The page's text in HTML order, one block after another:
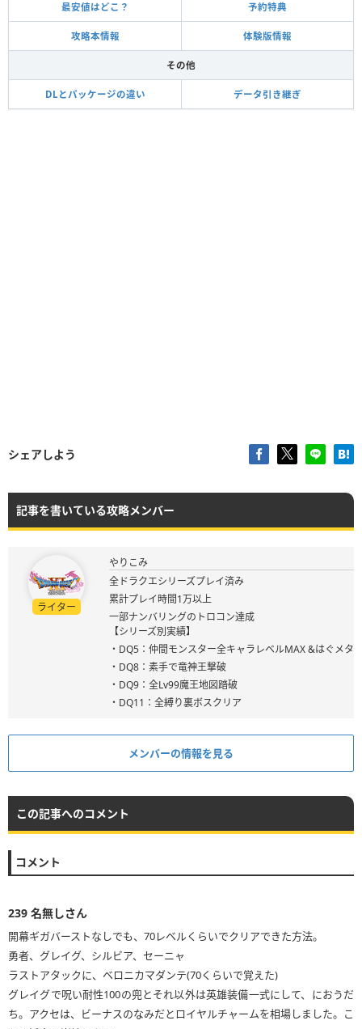
最安値はどこ？ 予約特典
攻略本情報 体験版情報
その他
DLとパッケージの違い データ引き継ぎ
シェアしよう
記事を書いている攻略メンバー
ライター
やりこみ
全ドラクエシリーズプレイ済み
累計プレイ時間1万以上
一部ナンバリングのトロコン達成
【シリーズ別実績】
・DQ5：仲間モンスター全キャラレベルMAX &はぐメタ
・DQ8：素手で竜神王撃破
・DQ9：全Lv99魔王地図踏破
・DQ11：全縛り裏ボスクリア
メンバーの情報を見る
この記事へのコメント
コメント
239 名無しさん
開幕ギガバーストなしでも、70レベルくらいでクリアできた方法。
勇者、グレイグ、シルビア、セーニャ
ラストアタックに、ベロニカマダンテ(70くらいで覚えた)
グレイグで呪い耐性100の兜とそれ以外は英雄装備一式にして、におうだ
ち。アクセは、ビーナスのなみだとロイヤルチャームを相場しました。こ